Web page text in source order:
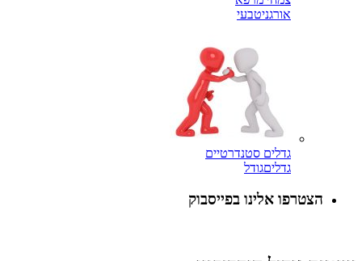
גדלים סטנדרטיים
אלינו בפייסבוק